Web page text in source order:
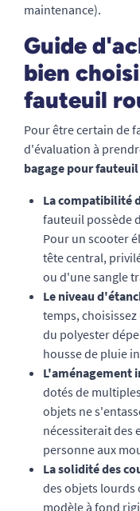
maintenance).
Guide
bien
fauteuil
Pour être certain de
d'évaluation à
bagage pour
La compatibilité
fauteuil possède
Pour un scooter
tête central,
ou d'une sangle
Le niveau
temps,
du polyester
housse de pluie
L'aménagement
dotés de
objets ne
nécessiterait des
personne aux
La solidité des
des objets lourds
modèle à fond